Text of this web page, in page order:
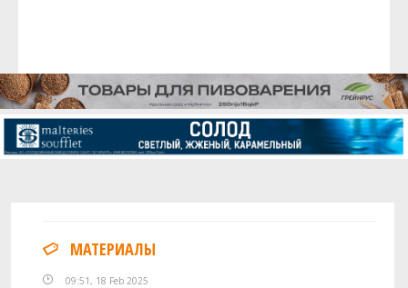
МАТЕРИАЛЫ
09:51, 18 Feb 2025